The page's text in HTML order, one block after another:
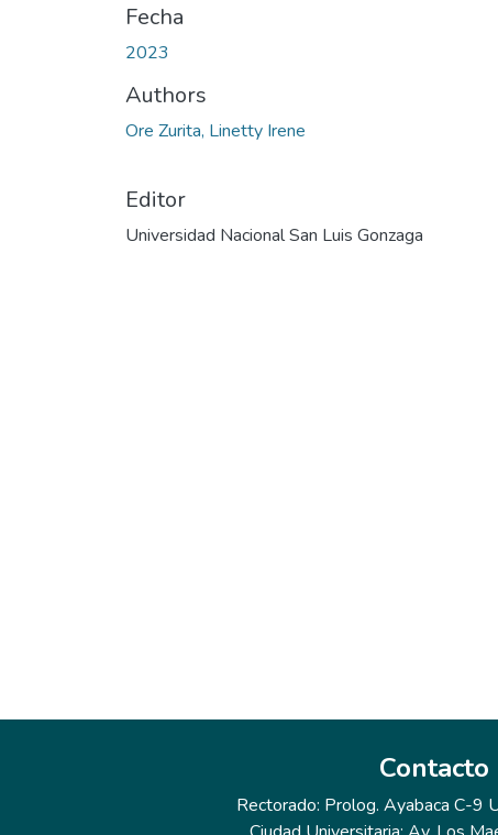
Fecha
2023
Authors
Ore Zurita, Linetty Irene
Editor
Universidad Nacional San Luis Gonzaga
Contacto
Rectorado: Prolog. Ayabaca C-9